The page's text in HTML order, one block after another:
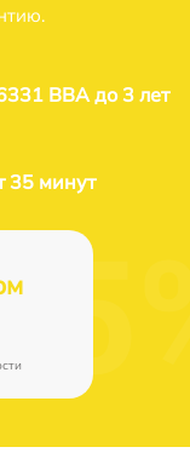
BBA до 3 лет
35 минут